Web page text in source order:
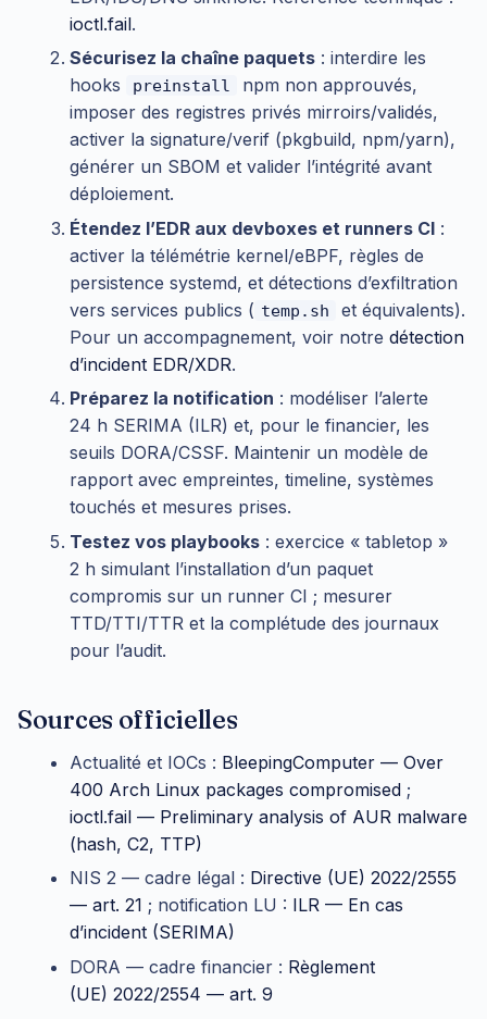
ioctl.fail.
Sécurisez la chaîne paquets : interdire les
hooks
preinstall
npm non approuvés,
imposer des registres privés mirroirs/validés,
activer la signature/verif (pkgbuild, npm/yarn),
générer un SBOM et valider l’intégrité avant
déploiement.
Étendez l’EDR aux devboxes et runners CI :
activer la télémétrie kernel/eBPF, règles de
persistence systemd, et détections d’exfiltration
vers services publics ( temp.sh
et équivalents).
Pour un accompagnement, voir notre détection
d’incident EDR/XDR.
Préparez la notification : modéliser l’alerte
24 h SERIMA (ILR) et, pour le financier, les
seuils DORA/CSSF. Maintenir un modèle de
rapport avec empreintes, timeline, systèmes
touchés et mesures prises.
Testez vos playbooks : exercice « tabletop »
2 h simulant l’installation d’un paquet
compromis sur un runner CI ; mesurer
TTD/TTI/TTR et la complétude des journaux
pour l’audit.
Sources officielles
Actualité et IOCs : BleepingComputer — Over
400 Arch Linux packages compromised ;
ioctl.fail — Preliminary analysis of AUR malware
(hash, C2, TTP)
NIS 2 — cadre légal : Directive (UE) 2022/2555
— art. 21 ; notification LU : ILR — En cas
d’incident (SERIMA)
DORA — cadre financier : Règlement
(UE) 2022/2554 — art. 9